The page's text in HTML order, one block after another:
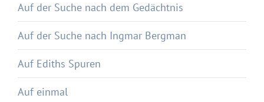
Auf der Suche nach dem Gedächtnis
Auf der Suche nach Ingmar Bergman
Auf Ediths Spuren
Auf einmal